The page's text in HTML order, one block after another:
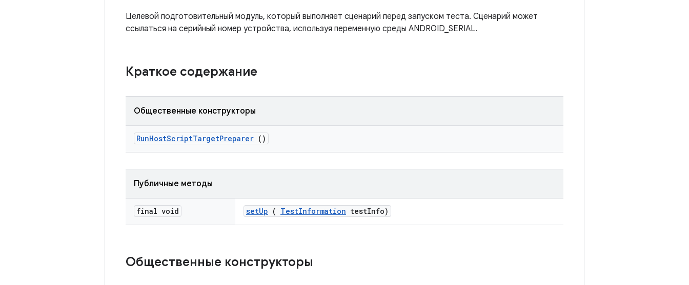
Целевой подготовительный модуль, который выполняет сценарий перед запуском теста. Сценарий может
ссылаться на серийный номер устройства, используя переменную среды ANDROID_SERIAL.
Краткое содержание
Общественные конструкторы
RunHostScriptTargetPreparer ()
Публичные методы
final void setUp ( TestInformation testInfo)
Общественные конструкторы